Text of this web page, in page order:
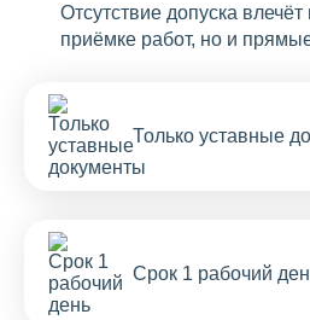
Отсутствие допуска влечёт
приёмке работ, но и
Только уставные
Срок 1 рабочий